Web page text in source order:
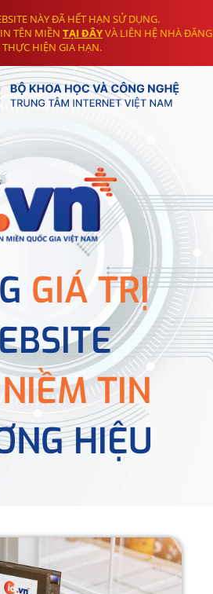
NÀY ĐÃ HẾT HẠN SỬ DỤNG.
TÊN MIỀN TẠI ĐÂYVÀ LIÊN HỆ NHÀ ĐĂNG
THỰC HIỆN GIA HẠN.
GIÁ TRỊ
NIỀM TIN
HIỆU